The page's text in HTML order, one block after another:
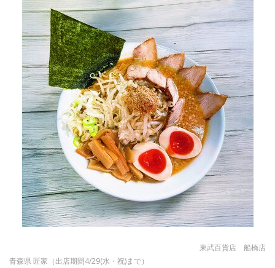
東武百貨店 船橋店
青森県 匠家（出店期間4/29(水・祝)まで）